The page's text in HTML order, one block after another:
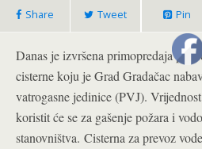
Share Tweet Pin
Danas je izvršena primopredaja
cisterne koju je Grad Gradačac
vatrogasne jedinice (PVJ).
koristit će se za gašenje požara i
stanovništva. Cisterna za prevoz